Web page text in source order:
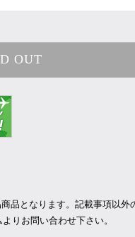
OUT
品となります。記載事項以外
りお問い合わせ下さい。